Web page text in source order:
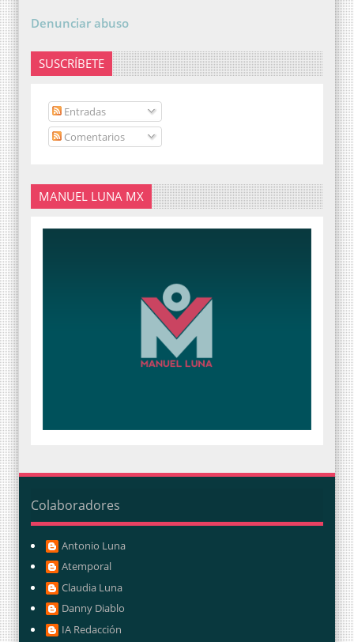
Denunciar abuso
SUSCRÍBETE
Entradas
Comentarios
MANUEL LUNA MX
Colaboradores
Antonio Luna
Atemporal
Claudia Luna
Danny Diablo
IA Redacción